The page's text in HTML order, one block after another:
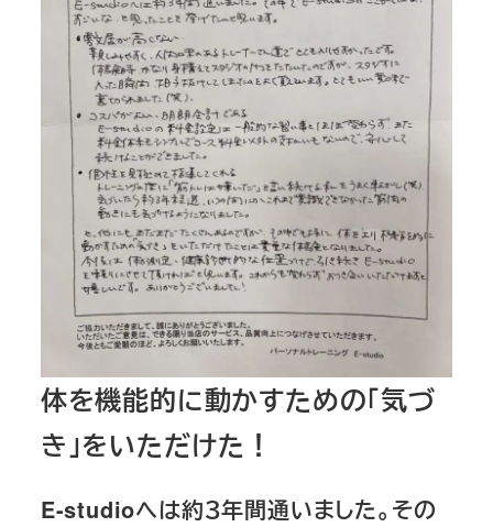
体を機能的に動かすための「気づ
き」をいただけた！
E-studioへは約３年間通いました。その